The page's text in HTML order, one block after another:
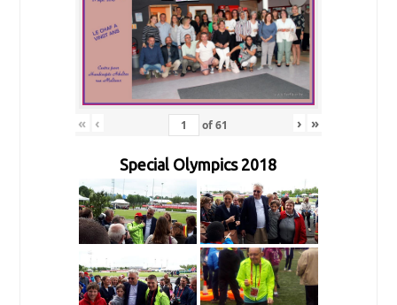
« ‹ of61 › »
Special Olympics 2018